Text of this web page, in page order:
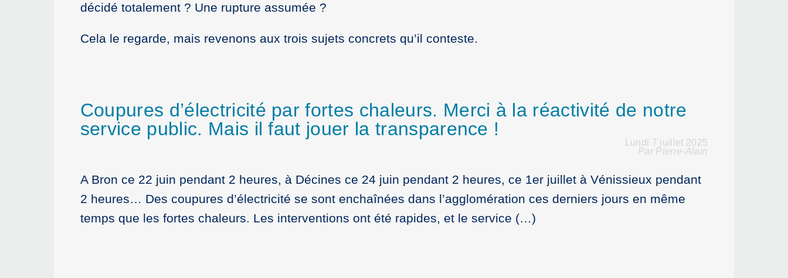
décidé totalement ? Une rupture assumée ?
Cela le regarde, mais revenons aux trois sujets concrets qu’il conteste.
Coupures d’électricité par fortes chaleurs. Merci à la réactivité de notre
service public. Mais il faut jouer la transparence !
Lundi 7 juillet 2025
Par Pierre-Alain
A Bron ce 22 juin pendant 2 heures, à Décines ce 24 juin pendant 2 heures, ce 1er juillet à Vénissieux pendant
2 heures… Des coupures d’électricité se sont enchaînées dans l’agglomération ces derniers jours en même
temps que les fortes chaleurs. Les interventions ont été rapides, et le service (…)